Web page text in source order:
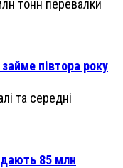
півтора року
85 млн